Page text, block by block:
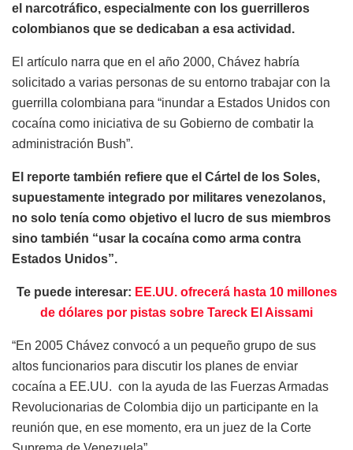
el narcotráfico, especialmente con los guerrilleros
colombianos que se dedicaban a esa actividad.
El artículo narra que en el año 2000, Chávez habría
solicitado a varias personas de su entorno trabajar con la
guerrilla colombiana para “inundar a Estados Unidos con
cocaína como iniciativa de su Gobierno de combatir la
administración Bush”.
El reporte también refiere que el Cártel de los Soles,
supuestamente integrado por militares venezolanos,
no solo tenía como objetivo el lucro de sus miembros
sino también “usar la cocaína como arma contra
Estados Unidos”.
Te puede interesar: EE.UU. ofrecerá hasta 10 millones
de dólares por pistas sobre Tareck El Aissami
“En 2005 Chávez convocó a un pequeño grupo de sus
altos funcionarios para discutir los planes de enviar
cocaína a EE.UU. con la ayuda de las Fuerzas Armadas
Revolucionarias de Colombia dijo un participante en la
reunión que, en ese momento, era un juez de la Corte